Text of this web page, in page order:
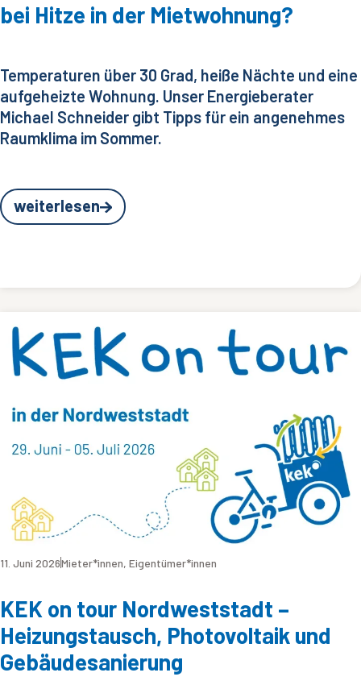
bei Hitze in der Mietwohnung?
Temperaturen über 30 Grad, heiße Nächte und eine
aufgeheizte Wohnung. Unser Energieberater
Michael Schneider gibt Tipps für ein angenehmes
Raumklima im Sommer.
weiterlesen
KEK on tour Nordweststadt –
Heizungstausch, Photovoltaik und
Gebäudesanierung
11. Juni 2026Mieter*innen, Eigentümer*innen